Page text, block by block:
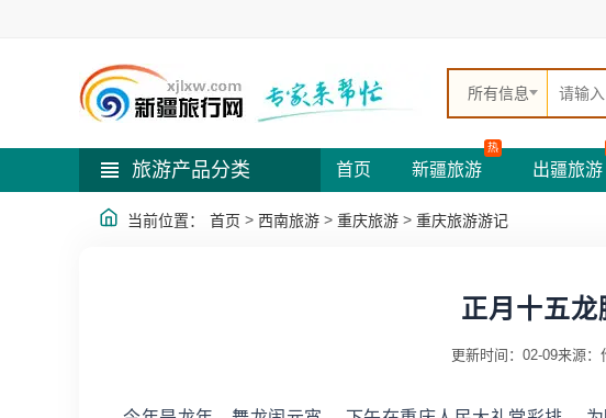
所有信息
旅游产品分类 首页 新疆旅游
热
出疆旅游
当前位置： 首页 > 西南旅游 > 重庆旅游 > 重庆旅游游记
正月十五龙
更新时间：02-09来源：